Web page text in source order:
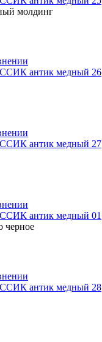
молдинг
антик медный 26
антик медный 27
антик медный 01
черное
антик медный 28